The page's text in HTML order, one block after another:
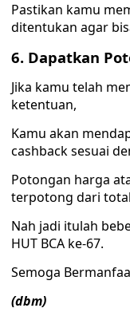
Pastikan kamu
ditentukan agar
6. Dapatkan
Jika kamu telah
ketentuan,
Kamu akan
cashback sesuai
Potongan harga
terpotong dari
Nah jadi itulah
HUT BCA ke-67.
Semoga
(dbm)